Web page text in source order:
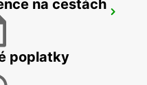
na cestách
poplatky